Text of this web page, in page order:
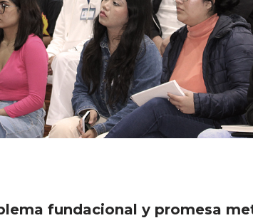
fundacional y promesa